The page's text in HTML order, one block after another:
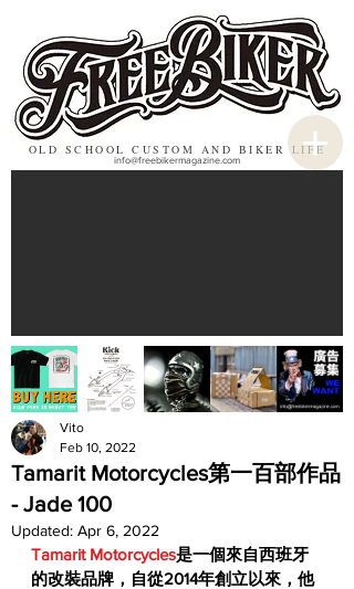
OLD SCHOOL CUSTOM AND BIKER LIFE
info@freebikermagazine.com
Tamarit Motorcycles第一百部作品
- Jade 100
Vito
Feb 10, 2022
Updated: Apr 6, 2022
Tamarit Motorcycles是一個來自西班牙
的改裝品牌，自從2014年創立以來，他